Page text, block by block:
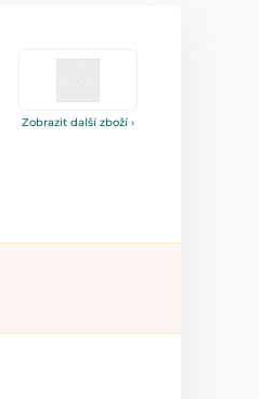
Zobrazit další zboží ›